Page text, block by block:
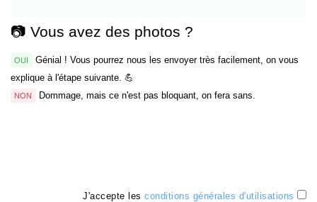
📷 Vous avez des photos ?
OUI
Génial ! Vous pourrez nous les envoyer très facilement, on vous
explique à l'étape suivante. 💪
NON Dommage, mais ce n'est pas bloquant, on fera sans.
J'accepte les conditions générales d'utilisations